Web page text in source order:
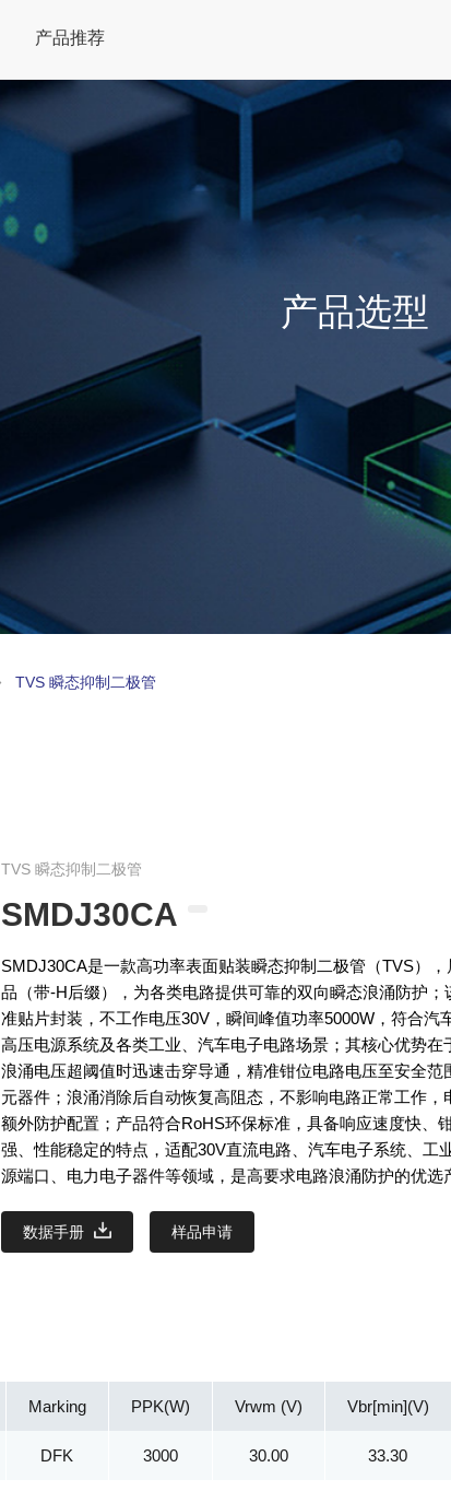
产品选型
TVS 瞬态抑制二极管
产品推荐
TVS 瞬态抑制二极管
SMDJ30CA
SMDJ30CA是一款高功率表面贴装瞬态抑制二极管（TVS）
品（带-H后缀），为各类电路提供可靠的双向瞬态浪涌防护；
准贴片封装，不工作电压30V，瞬间峰值功率5000W，符合汽
高压电源系统及各类工业、汽车电子电路场景；其核心优势在
浪涌电压超阈值时迅速击穿导通，精准钳位电路电压至安全范
元器件；浪涌消除后自动恢复高阻态，不影响电路正常工作，
额外防护配置；产品符合RoHS环保标准，具备响应速度快、
强、性能稳定的特点，适配30V直流电路、汽车电子系统、工
源端口、电力电子器件等领域，是高要求电路浪涌防护的优选
数据手册 样品申请
Marking
DFK
PPK(W)
3000
Vrwm (V)
30.00
Vbr[min](V)
33.30